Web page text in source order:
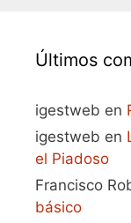
Últimos
igestweb en
igestweb en
el Piadoso
Francisco
básico